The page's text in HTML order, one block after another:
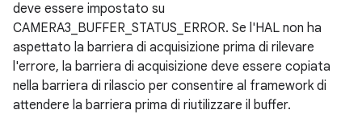
deve essere impostato su
CAMERA3_BUFFER_STATUS_ERROR. Se l'HAL non ha
aspettato la barriera di acquisizione prima di rilevare
l'errore, la barriera di acquisizione deve essere copiata
nella barriera di rilascio per consentire al framework di
attendere la barriera prima di riutilizzare il buffer.